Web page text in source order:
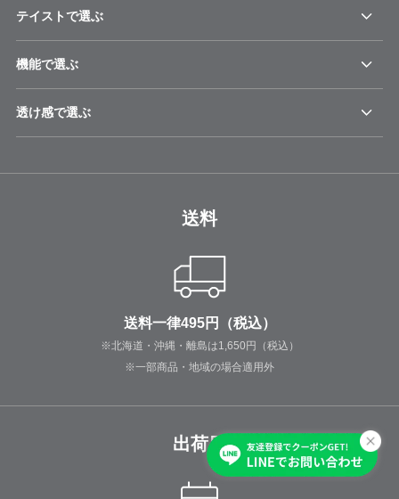
テイストで選ぶ
機能で選ぶ
透け感で選ぶ
送料
送料一律495円（税込）
※北海道・沖縄・離島は1,650円（税込）
※一部商品・地域の場合適用外
出荷日